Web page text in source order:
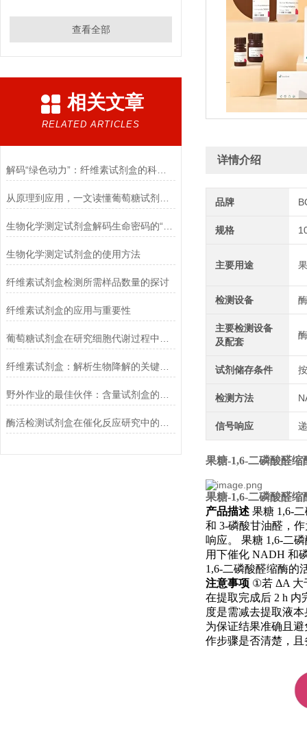
查看全部
相关文章
RELATED ARTICLES
解码“绿色动力”：纤维素试剂盒的科学逻辑
生物化学测定试剂盒的使用方法
纤维素试剂盒检测所需样品数量的探讨
纤维素试剂盒的应用与重要性
纤维素试剂盒：解析生物降解的关键利器
详情介绍
品牌
规格
主要用途
检测设备
主要检测设备
及配套
试剂储存条件
检测方法
信号响应
果糖-1,6-二磷酸醛
果糖-1,6-二磷酸醛
产品描述 果糖 1,6-
和 3-磷酸甘油醛，
响应。 果糖 1,6-二
用下催化 NADH 和
1,6-二磷酸醛缩酶的
注意事项 ①若 ΔA
在提取完成后 2 h 内
度是需减去提取液
为保证结果准确且
作步骤是否清楚，且